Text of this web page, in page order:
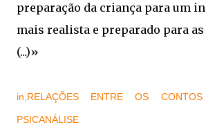
preparação da criança para um
mais realista e preparado para
(...)»
in, RELAÇÕES ENTRE OS
PSICANÁLISE